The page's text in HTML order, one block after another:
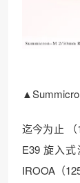
迄今为止
E39 旋入式
IROOA（